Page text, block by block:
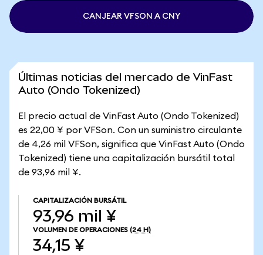
CANJEAR VFSON A CNY
Últimas noticias del mercado de VinFast
Auto (Ondo Tokenized)
El precio actual de VinFast Auto (Ondo Tokenized)
es 22,00 ¥ por VFSon. Con un suministro circulante
de 4,26 mil VFSon, significa que VinFast Auto (Ondo
Tokenized) tiene una capitalización bursátil total
de 93,96 mil ¥.
CAPITALIZACIÓN BURSÁTIL
93,96 mil ¥
VOLUMEN DE OPERACIONES (24 H)
34,15 ¥